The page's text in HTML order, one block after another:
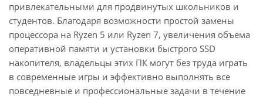
привлекательными для продвинутых школьников и
студентов. Благодаря возможности простой замены
процессора на Ryzen 5 или Ryzen 7, увеличения объема
оперативной памяти и установки быстрого SSD
накопителя, владельцы этих ПК могут без труда играть
в современные игры и эффективно выполнять все
повседневные и профессиональные задачи в течение